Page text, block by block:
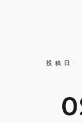
投稿日: